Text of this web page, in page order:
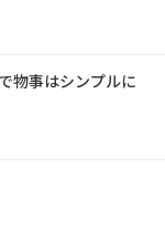
で物事はシンプルに